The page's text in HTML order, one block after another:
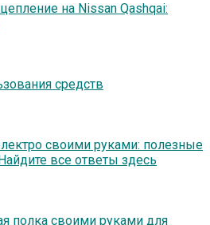
на Nissan Qashqai:
средств
своими руками: полезные
все ответы здесь
полка своими руками для